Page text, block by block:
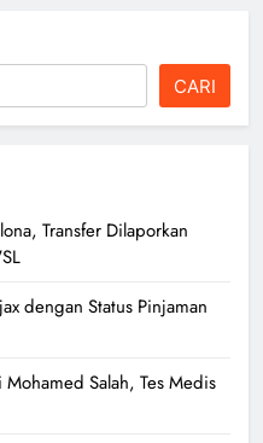
CARI
Transfer Dilaporkan
dengan Status Pinjaman
Salah, Tes Medis